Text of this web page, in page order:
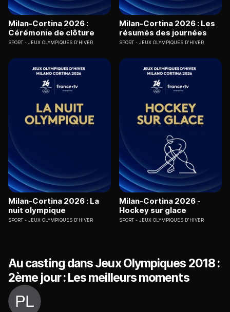
Milan-Cortina 2026 :
Cérémonie de clôture
SPORT JEUX OLYMPIQUES D'HIVER
Milan-Cortina 2026 : Les
résumés des journées
SPORT JEUX OLYMPIQUES D'HIVER
Milan-Cortina 2026 : La
nuit olympique
SPORT JEUX OLYMPIQUES D'HIVER
Milan-Cortina 2026 -
Hockey sur glace
SPORT JEUX OLYMPIQUES D'HIVER
Au casting dans Jeux Olympiques 2018 :
2ème jour : Les meilleurs moments